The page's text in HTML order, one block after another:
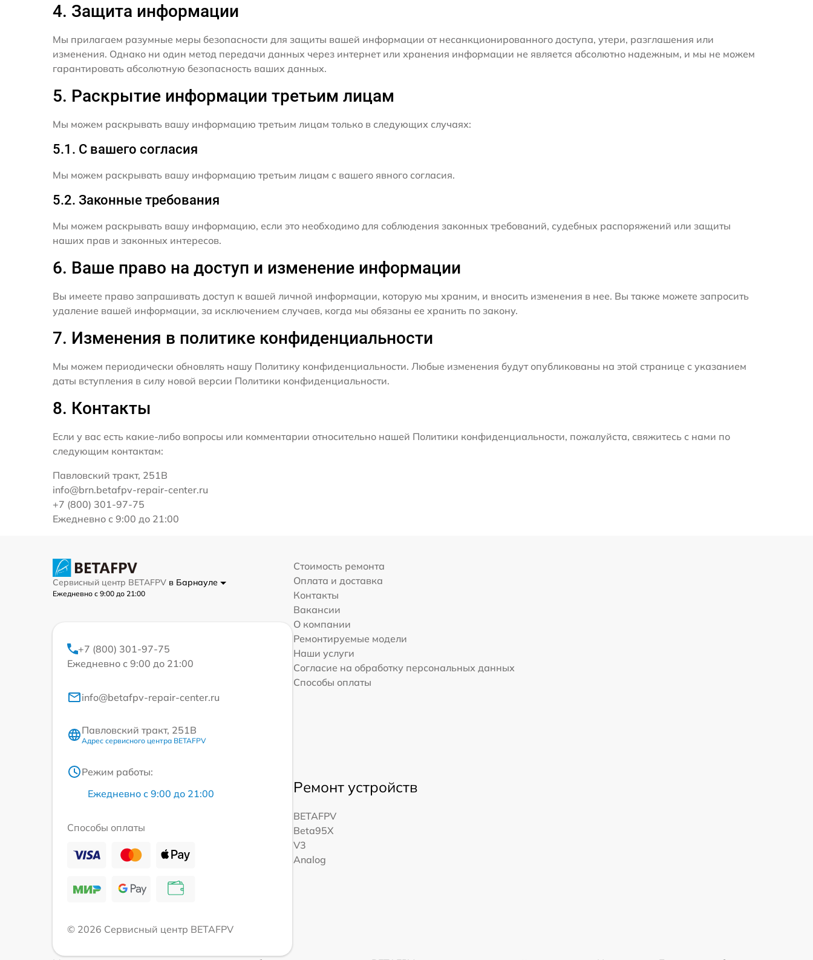
4. Защита информации
Мы прилагаем разумные меры безопасности для защиты вашей информации от несанкционированного доступа, утери, разглашения или
изменения. Однако ни один метод передачи данных через интернет или хранения информации не является абсолютно надежным, и мы не можем
гарантировать абсолютную безопасность ваших данных.
5. Раскрытие информации третьим лицам
Мы можем раскрывать вашу информацию третьим лицам только в следующих случаях:
5.1. С вашего согласия
Мы можем раскрывать вашу информацию третьим лицам с вашего явного согласия.
5.2. Законные требования
Мы можем раскрывать вашу информацию, если это необходимо для соблюдения законных требований, судебных распоряжений или защиты
наших прав и законных интересов.
6. Ваше право на доступ и изменение информации
Вы имеете право запрашивать доступ к вашей личной информации, которую мы храним, и вносить изменения в нее. Вы также можете запросить
удаление вашей информации, за исключением случаев, когда мы обязаны ее хранить по закону.
7. Изменения в политике конфиденциальности
Мы можем периодически обновлять нашу Политику конфиденциальности. Любые изменения будут опубликованы на этой странице с указанием
даты вступления в силу новой версии Политики конфиденциальности.
8. Контакты
Если у вас есть какие-либо вопросы или комментарии относительно нашей Политики конфиденциальности, пожалуйста, свяжитесь с нами по
следующим контактам:
Павловский тракт, 251В
info@brn.betafpv-repair-center.ru
+7 (800) 301-97-75
Ежедневно с 9:00 до 21:00
Сервисный центр BETAFPV в Барнауле
Ежедневно с 9:00 до 21:00
+7 (800) 301-97-75
Ежедневно с 9:00 до 21:00
info@betafpv-repair-center.ru
Павловский тракт, 251В
Адрес сервисного центра BETAFPV
Режим работы:
Ежедневно с 9:00 до 21:00
Способы оплаты
© 2026 Сервисный центр BETAFPV
Стоимость ремонта
Оплата и доставка
Контакты
Вакансии
О компании
Ремонтируемые модели
Наши услуги
Согласие на обработку персональных данных
Способы оплаты
Ремонт устройств
BETAFPV
Beta95X
V3
Analog